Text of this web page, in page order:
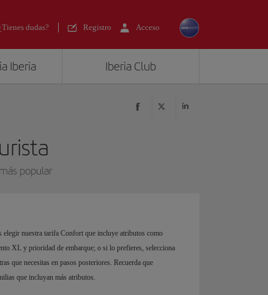
dudas? Registro Acceso
Iberia Iberia Club
popular
elegir nuestra tarifa Confort que incluye atributos como
XL y prioridad de embarque; o si lo prefieres, selecciona
que necesitas en pasos posteriores. Recuerda que
que incluyan más atributos.